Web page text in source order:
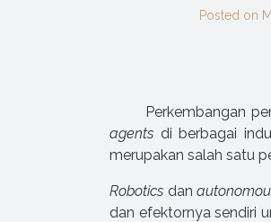
Posted on
Perkembangan
agents di berbagai
merupakan salah satu
Robotics dan
dan efektornya sendiri